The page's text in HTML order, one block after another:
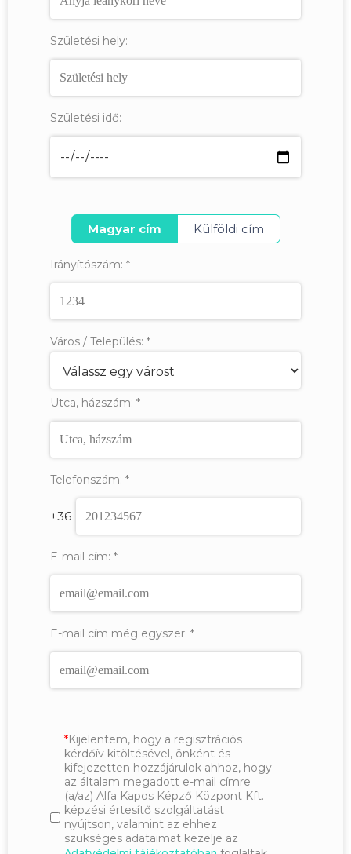
Születési hely:
Születési idő:
Magyar cím Külföldi cím
Irányítószám: *
Város / Település: *
Utca, házszám: *
Telefonszám: *
+36
E-mail cím: *
E-mail cím még egyszer: *
Kijelentem, hogy a regisztrációs
kérdőív kitöltésével, önként és
kifejezetten hozzájárulok ahhoz, hogy
az általam megadott e-mail címre
(a/az) Alfa Kapos Képző Központ Kft.
képzési értesítő szolgáltatást
nyújtson, valamint az ehhez
szükséges adataimat kezelje az